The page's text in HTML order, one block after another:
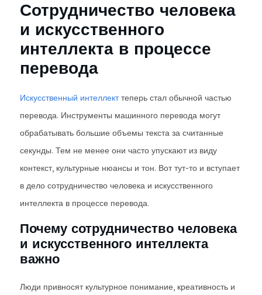
Сотрудничество человека
и искусственного
интеллекта в процессе
перевода
Искусственный интеллекттеперь стал обычной частью
перевода. Инструменты машинного перевода могут
обрабатывать большие объемы текста за считанные
секунды. Тем не менее они часто упускают из виду
контекст, культурные нюансы и тон. Вот тут-то и вступает
в дело сотрудничество человека и искусственного
интеллекта в процессе перевода.
Почему сотрудничество человека
и искусственного интеллекта
важно
Люди привносят культурное понимание, креативность и